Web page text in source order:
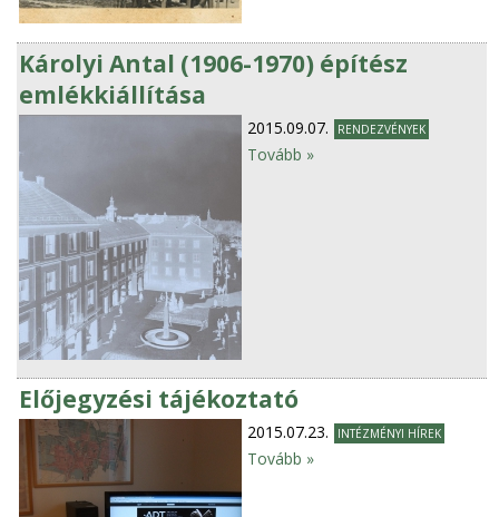
Károlyi Antal (1906-1970) építész
emlékkiállítása
2015.09.07. RENDEZVÉNYEK
Tovább »
Előjegyzési tájékoztató
2015.07.23. INTÉZMÉNYI HÍREK
Tovább »